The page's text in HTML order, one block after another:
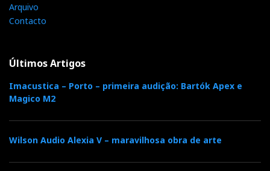
Arquivo
Contacto
Últimos Artigos
Imacustica – Porto – primeira audição: Bartók Apex e
Magico M2
Wilson Audio Alexia V – maravilhosa obra de arte